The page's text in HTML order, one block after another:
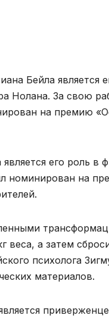
Бейла является
Нолана. За свою
на премию
его роль в
номинирован на
а затем
психолога
материалов.